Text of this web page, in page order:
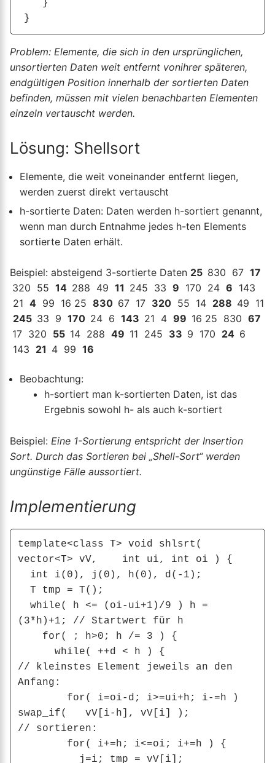
Problem: Elemente, die sich in den ursprünglichen,
unsortierten Daten weit entfernt vonihrer späteren,
endgültigen Position innerhalb der sortierten Daten
befinden, müssen mit vielen benachbarten Elementen
einzeln vertauscht werden.
Lösung: Shellsort
Elemente, die weit voneinander entfernt liegen,
werden zuerst direkt vertauscht
h-sortierte Daten: Daten werden h-sortiert genannt,
wenn man durch Entnahme jedes h-ten Elements
sortierte Daten erhält.
Beispiel: absteigend 3-sortierte Daten 25 830 67 17
320 55 14 288 49 11 245 33 9 170 24 6 143
21 4 99 16 25 830 67 17 320 55 14 288 49 11
245 33 9 170 24 6 143 21 4 99 16 25 830 67
17 320 55 14 288 49 11 245 33 9 170 24 6
143 21 4 99 16
Beobachtung:
h-sortiert man k-sortierten Daten, ist das
Ergebnis sowohl h- als auch k-sortiert
Beispiel: Eine 1-Sortierung entspricht der Insertion
Sort. Durch das Sortieren bei „Shell-Sort“ werden
ungünstige Fälle aussortiert.
Implementierung
template<class T> void shlsrt(
vector<T> vV,    int ui, int oi ) {
(3*h)+1; // Startwert für h
// kleinstes Element jeweils an den
Anfang:
swap_if(   vV[i-h], vV[i] );
// sortieren: